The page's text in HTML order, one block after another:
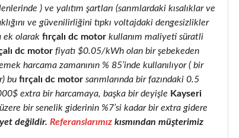
) ve yalıtım şartları (sarımlardaki kısalıklar ve
ve güvenilirliğini tıpkı voltajdaki dengesizlikler
ek olarak fırçalı dc motor kullanım maliyeti süratli
dc motor fiyatı $0.05/kWh olan bir şebekeden
harcama zamanının % 85’inde kullanılıyor ( bir
bu fırçalı dc motor sarımlarında bir fazındaki 0.5
extra bir harcamaya, başka bir deyişle Kayseri
bir senelik giderinin %7’si kadar bir extra gidere
değildir. Referanslarımız kısmından müşterimiz